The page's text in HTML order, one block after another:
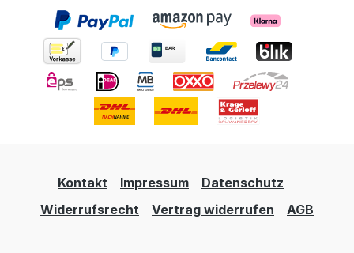
Kontakt Impressum
Datenschutz
Widerrufsrecht
Vertrag widerrufen AGB